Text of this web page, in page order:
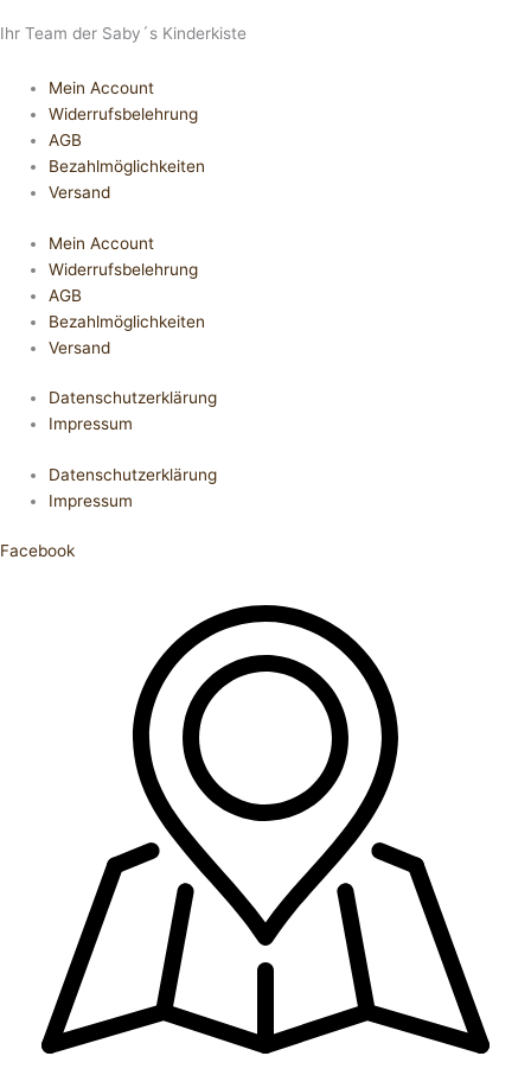
Ihr Team der Saby´s Kinderkiste
Mein Account
Widerrufsbelehrung
AGB
Bezahlmöglichkeiten
Versand
Mein Account
Widerrufsbelehrung
AGB
Bezahlmöglichkeiten
Versand
Datenschutzerklärung
Impressum
Datenschutzerklärung
Impressum
Facebook